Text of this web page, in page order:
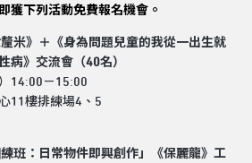
即獲下列活動免費報名機會。
米》＋《身為問題兒童的我從一出生就
病》交流會（40名）
14:00－15:00
11樓排練場4、5
班：日常物件即興創作」《保麗龍》工